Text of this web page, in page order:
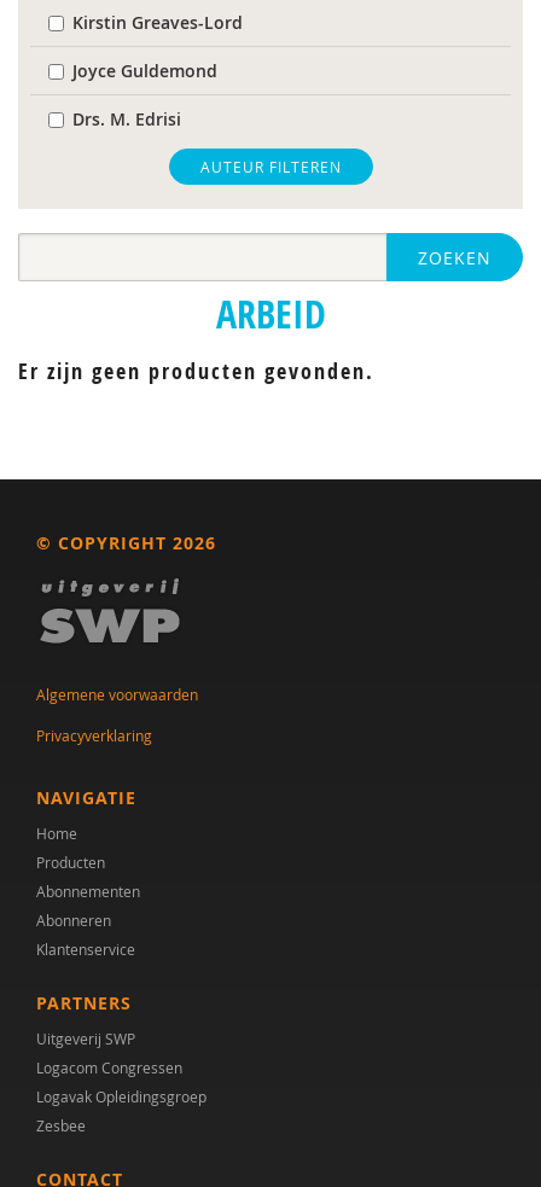
Kirstin Greaves-Lord
Joyce Guldemond
Drs. M. Edrisi
Hilde M. Geurts
Harry Michon
AUTEUR FILTEREN
ZOEKEN
ARBEID
Er zijn geen producten gevonden.
© COPYRIGHT 2026
Algemene voorwaarden
Privacyverklaring
NAVIGATIE
Home
Producten
Abonnementen
Abonneren
Klantenservice
PARTNERS
Uitgeverij SWP
Logacom Congressen
Logavak Opleidingsgroep
Zesbee
CONTACT